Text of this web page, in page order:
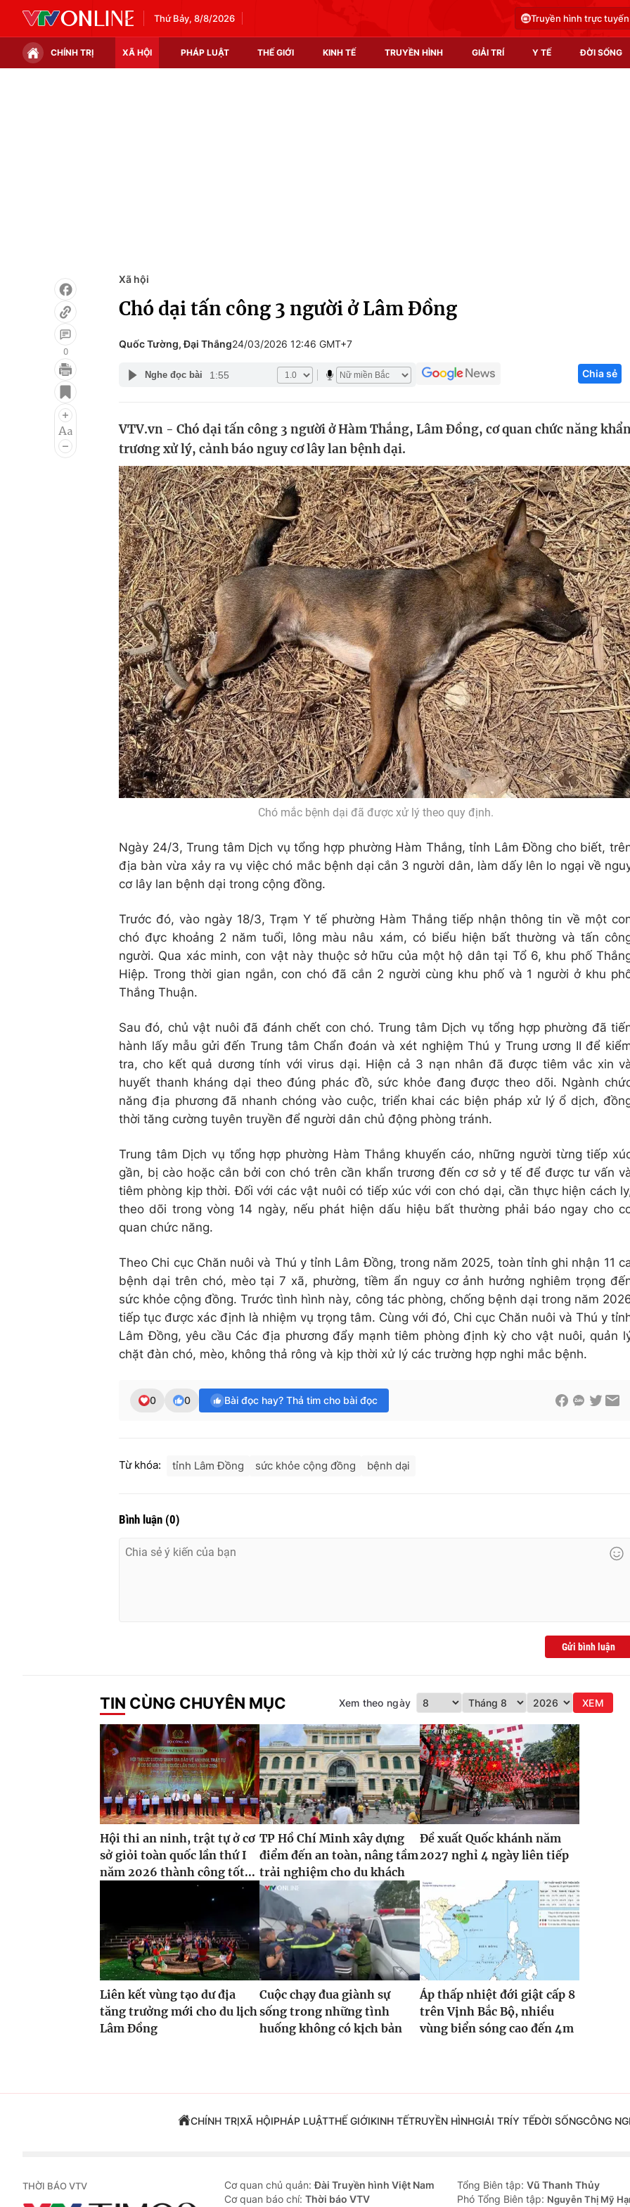
Thứ Bảy, 8/8/2026 Truyền hình trực tuyến
CHÍNH TRỊ XÃ HỘI PHÁP LUẬT THẾ GIỚI KINH TẾ TRUYỀN HÌNH GIẢI TRÍ Y TẾ ĐỜI SỐNG
Điện ảnh
Âm nhạc
Làm đẹp
Chất lượng cuộc sống
Giáo dục
Học trực tuyến
Công nghệ
Sản phẩm
Thị trường
Tư vấn
0
Xã hội
Chó dại tấn công 3 người ở Lâm Đồng
Quốc Tường, Đại Thắng24/03/2026 12:46 GMT+7
Nghe đọc bài 1:55 Chia sẻ
VTV.vn - Chó dại tấn công 3 người ở Hàm Thắng, Lâm Đồng, cơ quan chức năng
trương xử lý, cảnh báo nguy cơ lây lan bệnh dại.
Chó mắc bệnh dại đã được xử lý theo quy định.
Ngày 24/3, Trung tâm Dịch vụ tổng hợp phường Hàm Thắng, tỉnh Lâm Đồng cho biết,
địa bàn vừa xảy ra vụ việc chó mắc bệnh dại cắn 3 người dân, làm dấy lên lo ngại về
cơ lây lan bệnh dại trong cộng đồng.
Trước đó, vào ngày 18/3, Trạm Y tế phường Hàm Thắng tiếp nhận thông tin về một
chó đực khoảng 2 năm tuổi, lông màu nâu xám, có biểu hiện bất thường và tấn
người. Qua xác minh, con vật này thuộc sở hữu của một hộ dân tại Tổ 6, khu phố
Hiệp. Trong thời gian ngắn, con chó đã cắn 2 người cùng khu phố và 1 người ở khu
Thắng Thuận.
Sau đó, chủ vật nuôi đã đánh chết con chó. Trung tâm Dịch vụ tổng hợp phường đã
hành lấy mẫu gửi đến Trung tâm Chẩn đoán và xét nghiệm Thú y Trung ương II để
tra, cho kết quả dương tính với virus dại. Hiện cả 3 nạn nhân đã được tiêm vắc xin
huyết thanh kháng dại theo đúng phác đồ, sức khỏe đang được theo dõi. Ngành
năng địa phương đã nhanh chóng vào cuộc, triển khai các biện pháp xử lý ổ dịch,
thời tăng cường tuyên truyền để người dân chủ động phòng tránh.
Trung tâm Dịch vụ tổng hợp phường Hàm Thắng khuyến cáo, những người từng tiếp
gần, bị cào hoặc cắn bởi con chó trên cần khẩn trương đến cơ sở y tế để được tư vấn
tiêm phòng kịp thời. Đối với các vật nuôi có tiếp xúc với con chó dại, cần thực hiện cách
theo dõi trong vòng 14 ngày, nếu phát hiện dấu hiệu bất thường phải báo ngay cho
quan chức năng.
Theo Chi cục Chăn nuôi và Thú y tỉnh Lâm Đồng, trong năm 2025, toàn tỉnh ghi nhận 11
bệnh dại trên chó, mèo tại 7 xã, phường, tiềm ẩn nguy cơ ảnh hưởng nghiêm trọng
sức khỏe cộng đồng. Trước tình hình này, công tác phòng, chống bệnh dại trong năm
tiếp tục được xác định là nhiệm vụ trọng tâm. Cùng với đó, Chi cục Chăn nuôi và Thú y
Lâm Đồng, yêu cầu Các địa phương đẩy mạnh tiêm phòng định kỳ cho vật nuôi, quản
chặt đàn chó, mèo, không thả rông và kịp thời xử lý các trường hợp nghi mắc bệnh.
0 0 Bài đọc hay? Thả tim cho bài đọc
Từ khóa: tỉnh Lâm Đồng sức khỏe cộng đồng bệnh dại
Bình luận (0)
Gửi bình luận
TIN CÙNG CHUYÊN MỤC Xem theo ngày XEM
Hội thi an ninh, trật tự ở cơ
sở giỏi toàn quốc lần thứ I
năm 2026 thành công tốt...
TP Hồ Chí Minh xây dựng
điểm đến an toàn, nâng tầm
trải nghiệm cho du khách
Đề xuất Quốc khánh năm
2027 nghỉ 4 ngày liên tiếp
Liên kết vùng tạo dư địa
tăng trưởng mới cho du lịch
Lâm Đồng
Cuộc chạy đua giành sự
sống trong những tình
huống không có kịch bản
Áp thấp nhiệt đới giật cấp 8
trên Vịnh Bắc Bộ, nhiều
vùng biển sóng cao đến 4m
CHÍNH TRỊXÃ HỘIPHÁP LUẬTTHẾ GIỚIKINH TẾTRUYỀN HÌNHGIẢI TRÍY TẾĐỜI SỐNGCÔNG
THỜI BÁO VTV Cơ quan chủ quản:Đài Truyền hình Việt Nam
Cơ quan báo chí: Thời báo VTV
Tổng Biên tập: Vũ Thanh Thủy
Phó Tổng Biên tập: Nguyễn Thị Mỹ